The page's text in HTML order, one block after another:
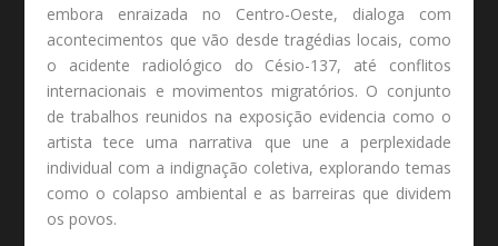
embora enraizada no Centro-Oeste, dialoga com
acontecimentos que vão desde tragédias locais, como
o acidente radiológico do Césio-137, até conflitos
internacionais e movimentos migratórios. O conjunto
de trabalhos reunidos na exposição evidencia como o
artista tece uma narrativa que une a perplexidade
individual com a indignação coletiva, explorando temas
como o colapso ambiental e as barreiras que dividem
os povos.